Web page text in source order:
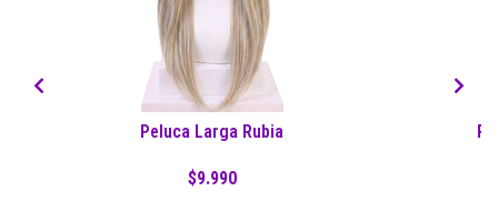
Peluca Larga Rubia
$9.990